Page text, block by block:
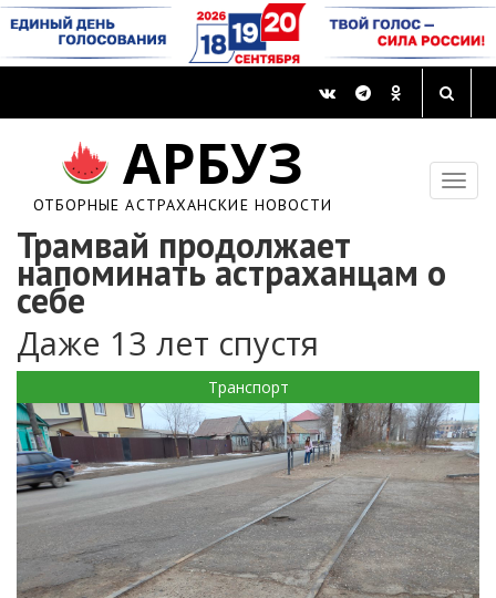
АРБУЗ
ОТБОРНЫЕ АСТРАХАНСКИЕ НОВОСТИ
Трамвай продолжает
напоминать астраханцам о
себе
Даже 13 лет спустя
Транспорт